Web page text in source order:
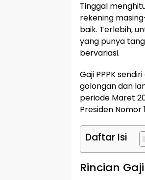
Tinggal
rekening
baik. Terlebih,
yang punya
bervariasi.
Gaji PPPK
golongan dan
periode Maret
Presiden Nomor
Daftar Isi
Rincian